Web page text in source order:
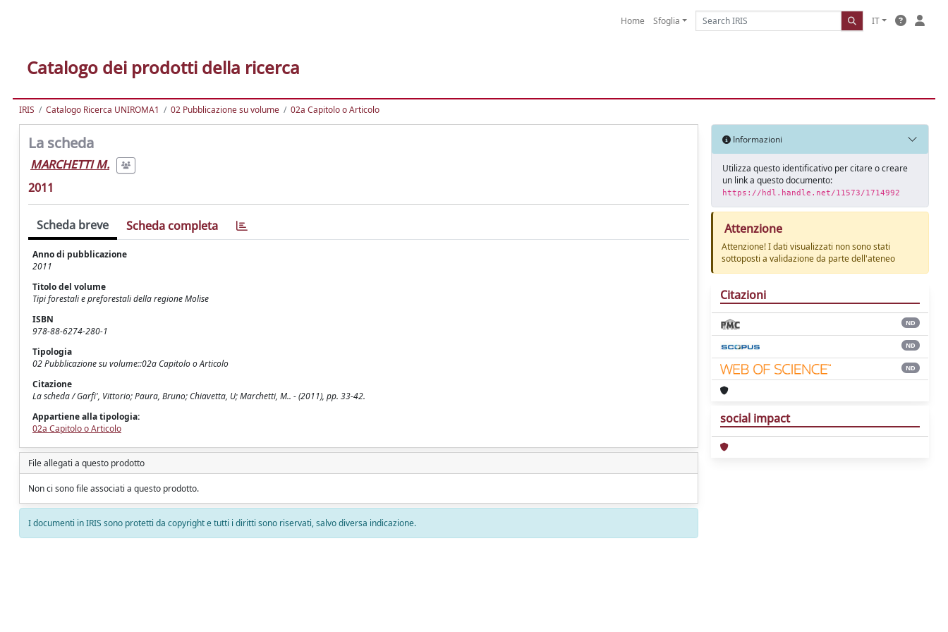
Home Sfoglia IT
Catalogo dei prodotti della ricerca
IRIS Catalogo Ricerca UNIROMA1 02 Pubblicazione su volume 02a Capitolo o Articolo
La scheda
MARCHETTI M.
2011
Scheda breve Scheda completa
Anno di pubblicazione
2011
Titolo del volume
Tipi forestali e preforestali della regione Molise
ISBN
978-88-6274-280-1
Tipologia
02 Pubblicazione su volume::02a Capitolo o Articolo
Citazione
La scheda / Garfi', Vittorio; Paura, Bruno; Chiavetta, U; Marchetti, M.. - (2011), pp. 33-42.
Appartiene alla tipologia:
02a Capitolo o Articolo
File allegati a questo prodotto
Non ci sono file associati a questo prodotto.
I documenti in IRIS sono protetti da copyright e tutti i diritti sono riservati, salvo diversa indicazione.
Informazioni
Utilizza questo identificativo per citare o creare
un link a questo documento:
https://hdl.handle.net/11573/1714992
Attenzione
Attenzione! I dati visualizzati non sono stati
sottoposti a validazione da parte dell'ateneo
Citazioni
ND
ND
ND
social impact